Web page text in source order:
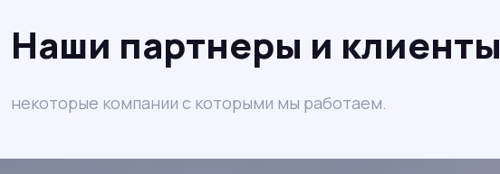
Наши партнеры и клиенты
некоторые компании с которыми мы работаем.